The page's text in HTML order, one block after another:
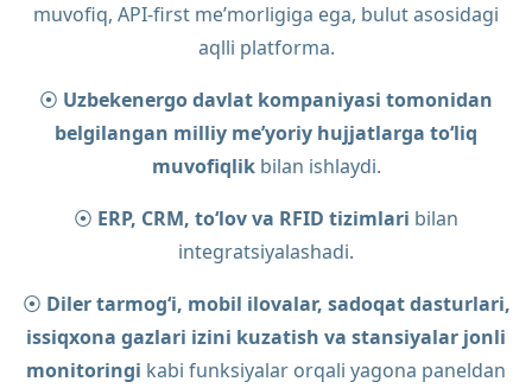
muvofiq, API-first me’morligiga ega, bulut asosidagi
aqlli platforma.
⦿ Uzbekenergo davlat kompaniyasi tomonidan
belgilangan milliy me’yoriy hujjatlarga to‘liq
muvofiqlikbilan ishlaydi.
⦿ ERP, CRM, to‘lov va RFID tizimlari bilan
integratsiyalashadi.
⦿ Diler tarmog‘i, mobil ilovalar, sadoqat dasturlari,
issiqxona gazlari izini kuzatish va stansiyalar jonli
monitoringi kabi funksiyalar orqali yagona paneldan